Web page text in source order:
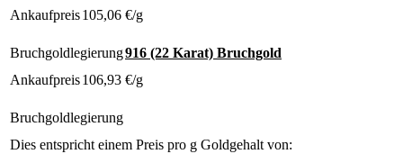
Ankaufpreis105,06 €/g
Bruchgoldlegierung916 (22 Karat) Bruchgold
Ankaufpreis106,93 €/g
Bruchgoldlegierung
Dies entspricht einem Preis pro g Goldgehalt von: